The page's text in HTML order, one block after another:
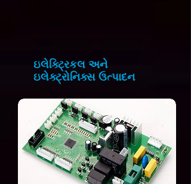
ઇલેક્ટ્રિકલ અને
ઇલેક્ટ્રોનિક્સ ઉત્પાદન